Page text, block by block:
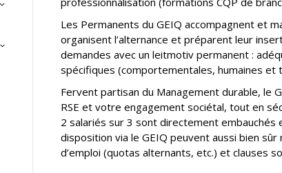
Les Permanents du GEIQ accompagnent et
organisent l’alternance et préparent leur
demandes avec un leitmotiv permanent :
spécifiques (comportementales, humaines et
Fervent partisan du Management durable, le
RSE et votre engagement sociétal, tout en
2 salariés sur 3 sont directement embauchés
disposition via le GEIQ peuvent aussi bien
d’emploi (quotas alternants, etc.) et clauses